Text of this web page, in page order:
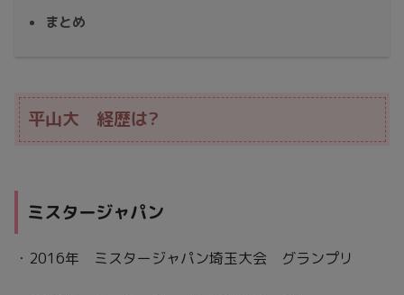
まとめ
平山大 経歴は?
ミスタージャパン
・2016年 ミスタージャパン埼玉大会 グランプリ